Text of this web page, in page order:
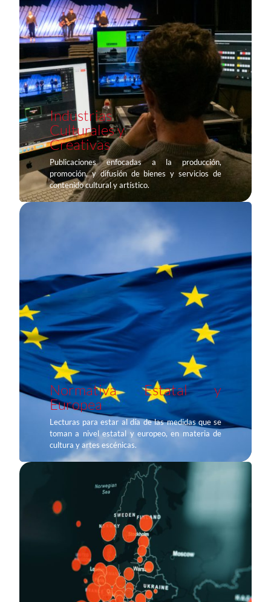
Industrias
Culturales y
Creativas
Publicaciones enfocadas a la producción,
promoción, y difusión de bienes y servicios de
contenido cultural y artístico.
Normativa Estatal y
Europea
Lecturas para estar al día de las medidas que se
toman a nivel estatal y europeo, en materia de
cultura y artes escénicas.